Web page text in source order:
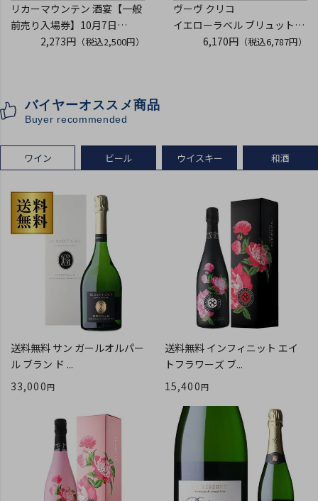
リカーマウンテン 酒宴【一般
前売り入場券】10月7日
(水)11:00～17:00 2026
月下旬】にメールにて配信予
2,273円（税込2,500円）
ヴーヴ クリコ
イエローラベル ブリュット
750ml 正規品
6,170円 （税込6,787円）
バイヤーオススメ商品
Buyer recommended
ワイン ビール ウイスキー 和酒
送料無料 サン ガールオルパー
ル ブラン ド ...
33,000
送料無料 インフィニット エイ
トフラワーズ ブ...
15,400